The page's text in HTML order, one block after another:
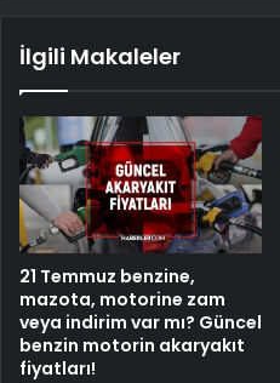
İlgili Makaleler
21 Temmuz benzine,
mazota, motorine zam
veya indirim var mı? Güncel
benzin motorin akaryakıt
fiyatları!